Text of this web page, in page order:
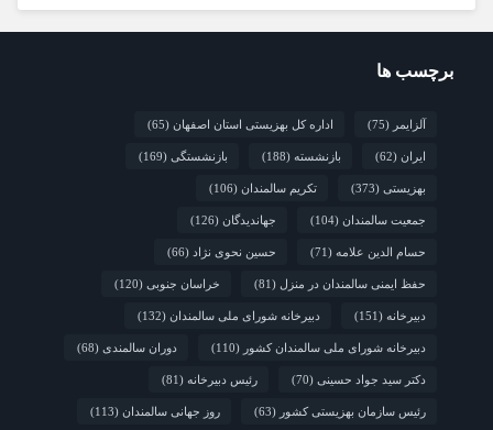
و شورای سالمندان شهرستان سرایان
مشارکت همه دستگاه‌هاست
محلی و مشارکت اجتماعی
چشم‌انداز راهبردی صندوق جمعیت ملل متحد در
مورد چگونگی مشارکت رویکردهای جامعه‌محور در سالمندی سالم
برچسب ها
آلزایمر (75) اداره کل بهزیستی استان اصفهان (65)
ایران (62) بازنشسته (188) بازنشستگی (169)
بهزیستی (373) تکریم سالمندان (106)
جمعیت سالمندان (104) جهاندیدگان (126)
حسام الدین علامه (71) حسین نحوی نژاد (66)
حفظ ایمنی سالمندان در منزل (81) خراسان جنوبی (120)
دبیرخانه (151) دبیرخانه شورای ملی سالمندان (132)
دبیرخانه شورای ملی سالمندان کشور (110) دوران سالمندی (68)
دکتر سید جواد حسینی (70) رئیس دبیرخانه (81)
رئیس سازمان بهزیستی کشور (63) روز جهانی سالمندان (113)